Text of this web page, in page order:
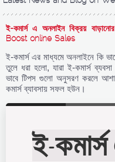
ই-কমার্স এ অনলাইন বিক্রয়
Boost online Sales
ই-কমার্স এর মাধ্যমে অনলাইনে কি
তুলে ধরা হলো, যারা ই-কমার্স
ভাবে টিপস গুলো অনুসরণ করলে
কমার্স ব্যাবসায় সফল হউন।
ই-